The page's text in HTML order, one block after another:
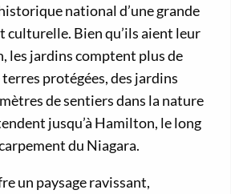
national d’une grande
culturelle. Bien qu’ils aient leur
les jardins comptent plus de
terres protégées, des jardins
de sentiers dans la nature
jusqu’à Hamilton, le long
du Niagara.
un paysage ravissant,